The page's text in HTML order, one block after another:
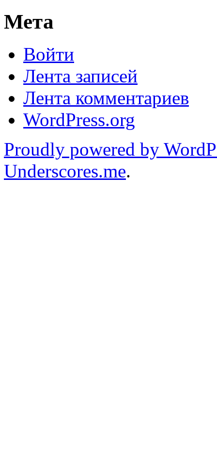
Мета
Войти
Лента записей
Лента комментариев
WordPress.org
Proudly powered by
Underscores.me.